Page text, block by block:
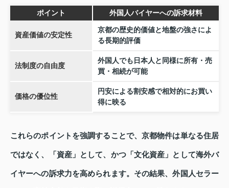
ポイント 外国人バイヤーへの訴求材料
資産価値の安定性
京都の歴史的価値と地盤の強さによ
る長期的評価
法制度の自由度
外国人でも日本人と同様に所有・売
買・相続が可能
価格の優位性
円安による割安感で相対的にお買い
得に映る
これらのポイントを強調することで、京都物件は単なる住居
ではなく、「資産」として、かつ「文化資産」として海外バ
イヤーへの訴求力を高められます。その結果、外国人セラー